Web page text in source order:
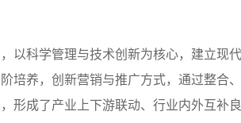
以科学管理与技术创新为核心，建立现代
培养，创新营销与推广方式，通过整合、
形成了产业上下游联动、行业内外互补良